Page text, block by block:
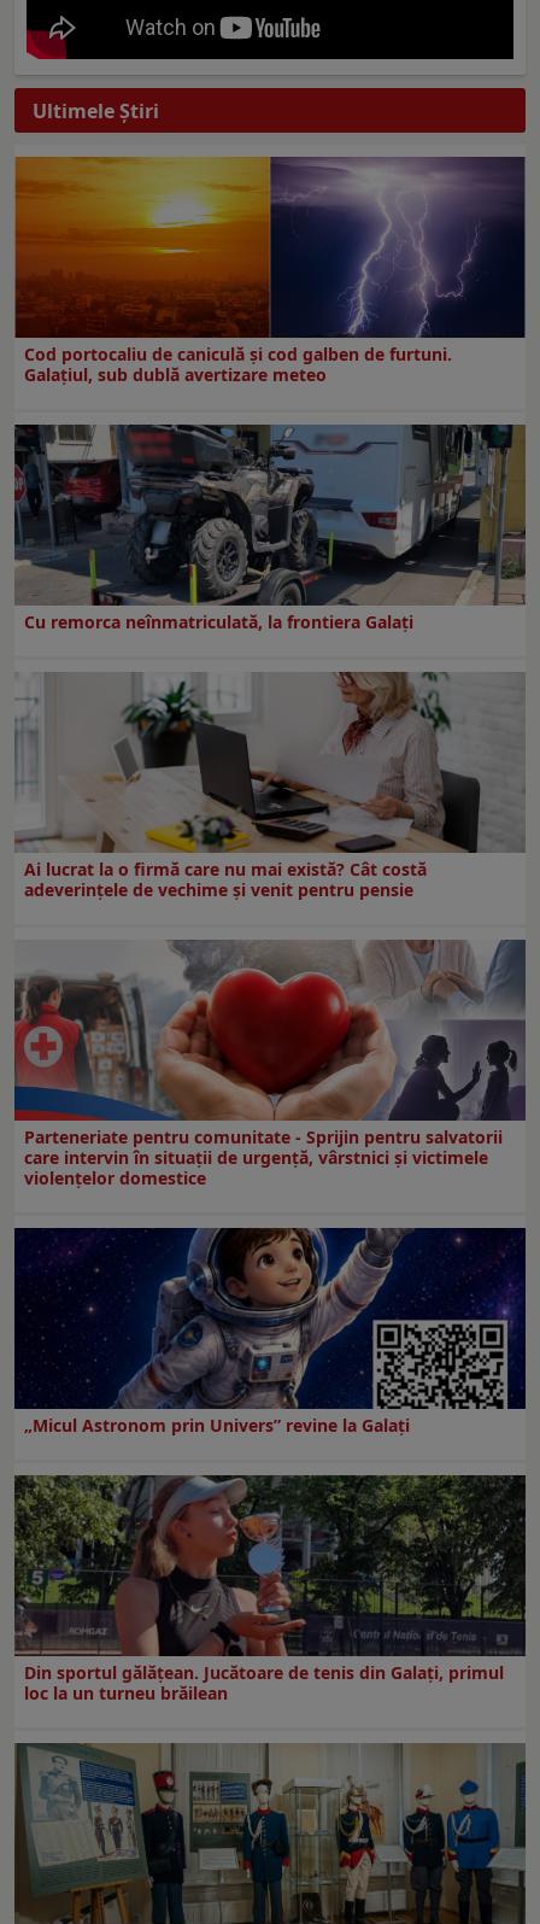
Ultimele Ştiri
Cod portocaliu de caniculă și cod galben de furtuni.
Galațiul, sub dublă avertizare meteo
Cu remorca neînmatriculată, la frontiera Galați
Ai lucrat la o firmă care nu mai există? Cât costă
adeverințele de vechime și venit pentru pensie
Parteneriate pentru comunitate - Sprijin pentru salvatorii
care intervin în situații de urgență, vârstnici și victimele
violențelor domestice
„Micul Astronom prin Univers” revine la Galați
Din sportul gălățean. Jucătoare de tenis din Galați, primul
loc la un turneu brăilean